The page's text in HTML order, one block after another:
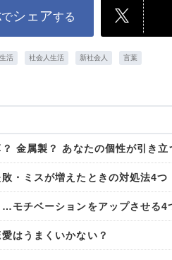
でシェアする
活 社会人生活 新社会人 言葉
金属製？ あなたの個性が引き立
・ミスが増えたときの対処法4つ
モチベーションをアップさせる4
はうまくいかない？